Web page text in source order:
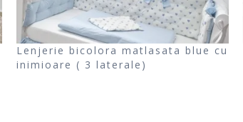
Lenjerie bicolora matlasata blue cu
inimioare ( 3 laterale)